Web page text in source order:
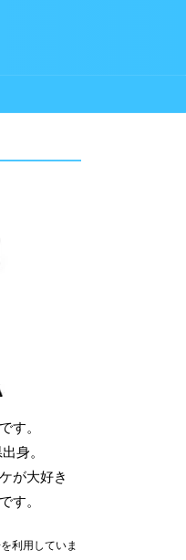
す。
身。
が大好き
す。
利用していま